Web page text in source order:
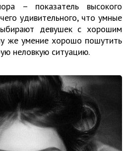
– показатель высокого
удивительного, что умные
девушек с хорошим
же умение хорошо пошутить
неловкую ситуацию.